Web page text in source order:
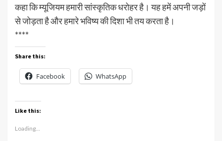
कहा कि म्यूजियम हमारी सांस्कृतिक धरोहर है। यह हमें अपनी जड़ों
से जोड़ता है और हमारे भविष्य की दिशा भी तय करता है।
****
Share this:
Facebook WhatsApp
Like this:
Loading...